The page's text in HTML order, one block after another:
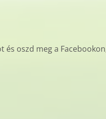
és oszd meg a